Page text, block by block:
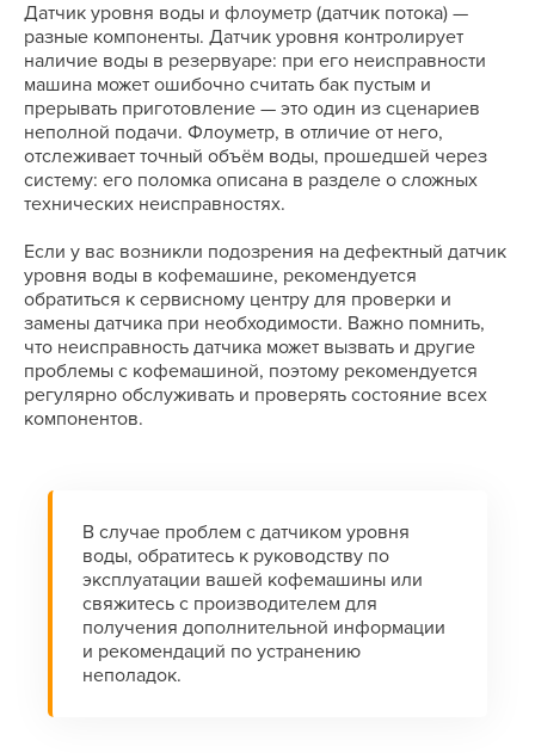
Датчик уровня воды и флоуметр (датчик потока) —
разные компоненты. Датчик уровня контролирует
наличие воды в резервуаре: при его неисправности
машина может ошибочно считать бак пустым и
прерывать приготовление — это один из сценариев
неполной подачи. Флоуметр, в отличие от него,
отслеживает точный объём воды, прошедшей через
систему: его поломка описана в разделе о сложных
технических неисправностях.
Если у вас возникли подозрения на дефектный датчик
уровня воды в кофемашине, рекомендуется
обратиться к сервисному центру для проверки и
замены датчика при необходимости. Важно помнить,
что неисправность датчика может вызвать и другие
проблемы с кофемашиной, поэтому рекомендуется
регулярно обслуживать и проверять состояние всех
компонентов.
В случае проблем с датчиком уровня
воды, обратитесь к руководству по
эксплуатации вашей кофемашины или
свяжитесь с производителем для
получения дополнительной информации
и рекомендаций по устранению
неполадок.